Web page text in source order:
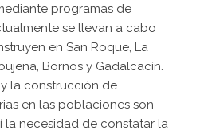
programas de
se llevan a cabo
en San Roque, La
Bornos y Gadalcacín.
la construcción de
en las poblaciones son
la necesidad de constatar la